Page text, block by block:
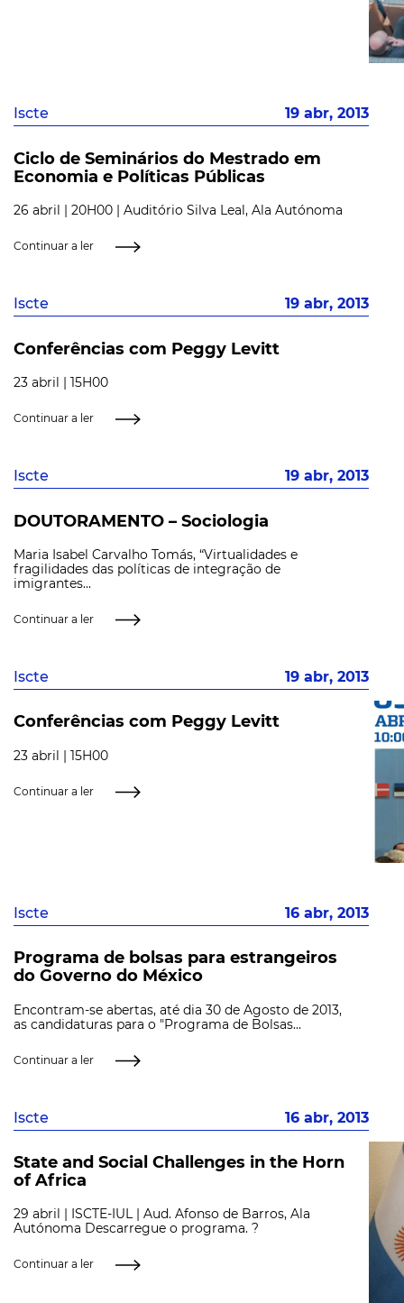
Iscte 19 abr, 2013
Ciclo de Seminários do Mestrado em
Economia e Políticas Públicas
26 abril | 20H00 | Auditório Silva Leal, Ala Autónoma
Continuar a ler
Iscte 19 abr, 2013
Conferências com Peggy Levitt
23 abril | 15H00
Continuar a ler
Iscte 19 abr, 2013
DOUTORAMENTO – Sociologia
Maria Isabel Carvalho Tomás, “Virtualidades e
fragilidades das políticas de integração de
imigrantes...
Continuar a ler
Iscte 19 abr, 2013
Conferências com Peggy Levitt
23 abril | 15H00
Continuar a ler
Iscte 16 abr, 2013
Programa de bolsas para estrangeiros
do Governo do México
Encontram-se abertas, até dia 30 de Agosto de 2013,
as candidaturas para o "Programa de Bolsas...
Continuar a ler
Iscte 16 abr, 2013
State and Social Challenges in the Horn
of Africa
29 abril | ISCTE-IUL | Aud. Afonso de Barros, Ala
Autónoma Descarregue o programa. ?
Continuar a ler